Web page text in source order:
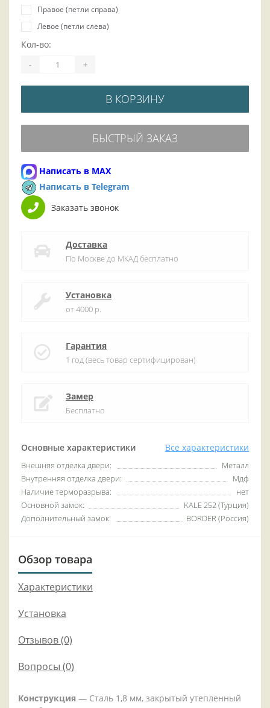
Основные характеристики Все характеристики
Внешняя отделка двери:
Металл
Внутренняя отделка двери:
Мдф
Наличие терморазрыва:
нет
Основной замок:
KALE 252 (Турция)
Дополнительный замок:
BORDER (Россия)
Правое (петли справа)
Левое (петли слева)
Кол-во:
- +
В КОРЗИНУ
БЫСТРЫЙ ЗАКАЗ
Написать в MAX
Написать в Telegram
Заказать звонок
Доставка
По Москве до МКАД бесплатно
Установка
от 4000 р.
Гарантия
1 год (весь товар сертифицирован)
Замер
Бесплатно
Обзор товара
Характеристики
Установка
Отзывов (0)
Вопросы (0)
Конструкция — Сталь 1,8 мм, закрытый утепленный